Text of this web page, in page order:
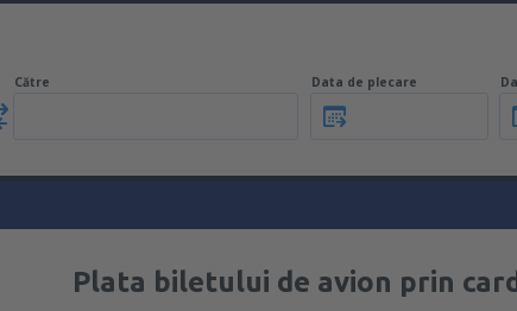
Către Data de plecare
Plata biletului de avion prin